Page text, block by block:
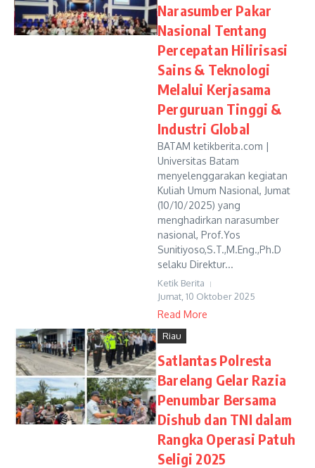
Narasumber Pakar
Nasional Tentang
Percepatan Hilirisasi
Sains & Teknologi
Melalui Kerjasama
Perguruan Tinggi &
Industri Global
BATAM ketikberita.com |
Universitas Batam
menyelenggarakan kegiatan
Kuliah Umum Nasional, Jumat
(10/10/2025) yang
menghadirkan narasumber
nasional, Prof.Yos
Sunitiyoso,S.T.,M.Eng.,Ph.D
selaku Direktur...
Ketik Berita
Jumat, 10 Oktober 2025
Read More
Riau
Satlantas Polresta
Barelang Gelar Razia
Penumbar Bersama
Dishub dan TNI dalam
Rangka Operasi Patuh
Seligi 2025